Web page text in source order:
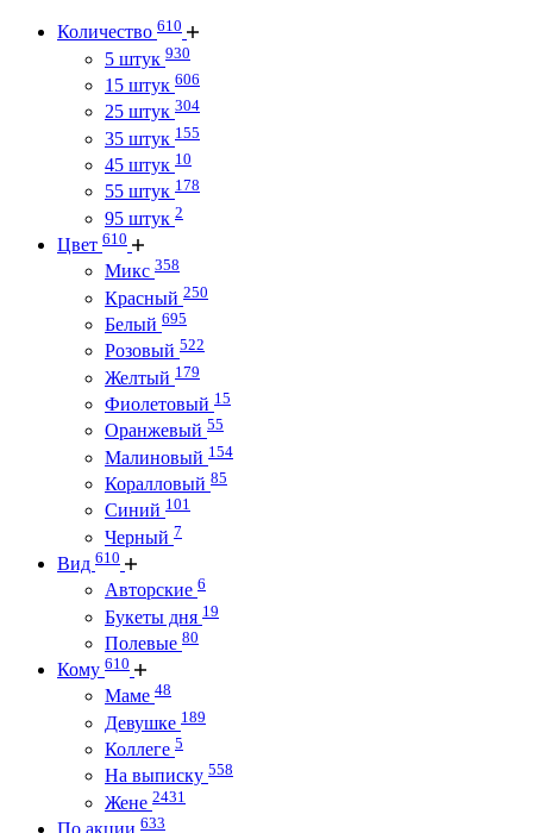
Количество 610
5 штук 930
15 штук 606
25 штук 304
35 штук 155
45 штук 10
55 штук 178
95 штук 2
Цвет 610
Микс 358
Красный 250
Белый 695
Розовый 522
Желтый 179
Фиолетовый 15
Оранжевый 55
Малиновый 154
Коралловый 85
Синий 101
Черный 7
Вид 610
Авторские 6
Букеты дня 19
Полевые 80
Кому 610
Маме 48
Девушке 189
Коллеге 5
На выписку 558
Жене 2431
633